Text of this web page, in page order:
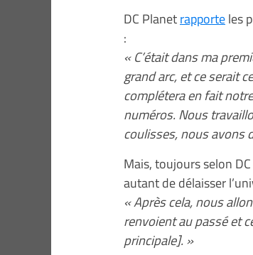
DC Planetrapporteles
:
« C’était dans ma
grand arc, et ce serait
complétera en fait
numéros. Nous
coulisses, nous avons
Mais, toujours selon
autant de délaisser
« Après cela, nous
renvoient au passé et
principale]. »